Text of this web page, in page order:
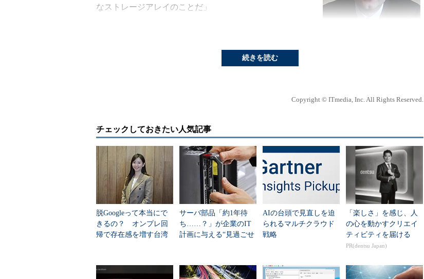
なストレージアレイのことだ」
「フラッシュメモリのことだけではない。オープンなア
なったことになぞらえて、PCIeフラッシュとストレージ装置の関係を語るのが好きだ。
だがこれは、新興企業が自社に土俵を引き寄せるために、既存ベンダを攻撃する際の典
型的な言い方だととらえることもできる。
現実には、Fusion-ioの製品は決して安価なものではない。また、言葉の定義にもよる
が、同社製品自体が「オープン」かといえば、そうはいいきれない。安価なPCハードウ
ェアに装着できるからといって、そのPCよりもはるかに高価な自社製品のほうが優れて
いるというのは、論理に飛躍がある。
一方、ストレージ装置の世界では、IAアーキテクチャの採用が進んでおり、外見は専
フラッシュとストレージ装置の関係は、PCとメインフレームの関係とは異なる。
続きを読む
Copyright © ITmedia, Inc. All Rights Reserved.
チェックしておきたい人気記事
脱Googleって本当にで
きるの？ オンプレ回
帰で存在感を増す台湾
サーバ部品「約1年待
ち……？」が企業のIT
計画に与える“見過ごせ
AIの台頭で見直しを迫
られるマルチクラウド
戦略
「楽しさ」を感じ、人
の心を動かすクリエイ
ティビティを届ける
PR(dentsu Japan)